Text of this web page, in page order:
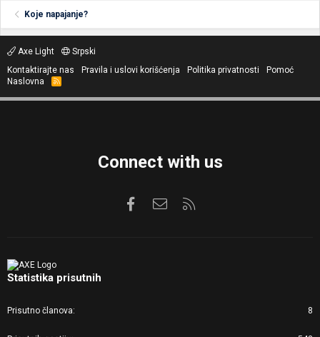
Koje napajanje?
Axe Light
Srpski
Kontaktirajte nas
Pravila i uslovi korišćenja Politika privatnosti
Pomoć
Naslovna
R
S
Connect with us
FacebookKontaktirajte nas
Statistika prisutnih
Prisutno članova 8